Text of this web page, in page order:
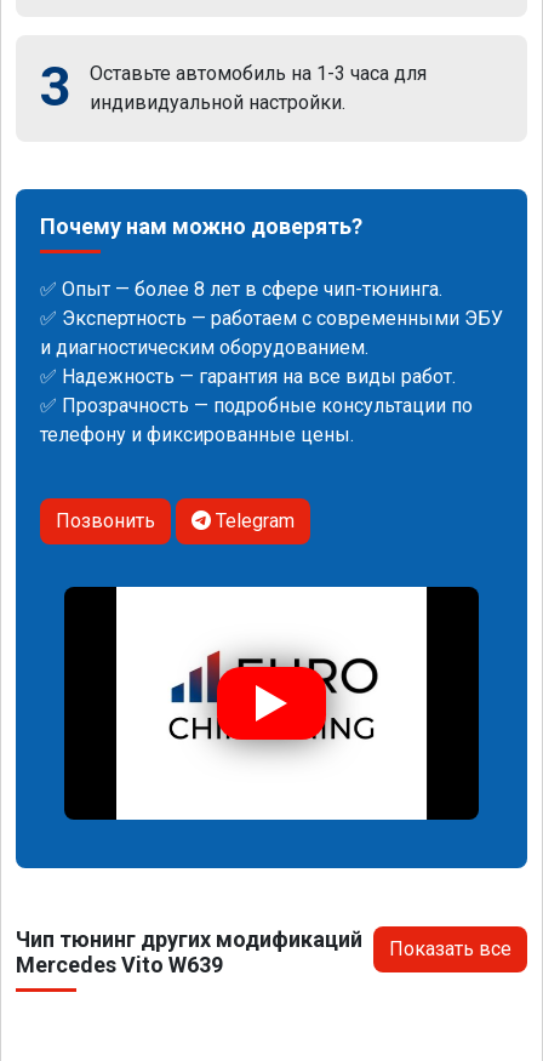
3
Оставьте автомобиль на 1-3 часа для
индивидуальной настройки.
Почему нам можно доверять?
✅ Опыт — более 8 лет в сфере чип-тюнинга.
✅ Экспертность — работаем с современными ЭБУ
и диагностическим оборудованием.
✅ Надежность — гарантия на все виды работ.
✅ Прозрачность — подробные консультации по
телефону и фиксированные цены.
Позвонить Telegram
Чип тюнинг других модификаций
Mercedes Vito W639
Показать все